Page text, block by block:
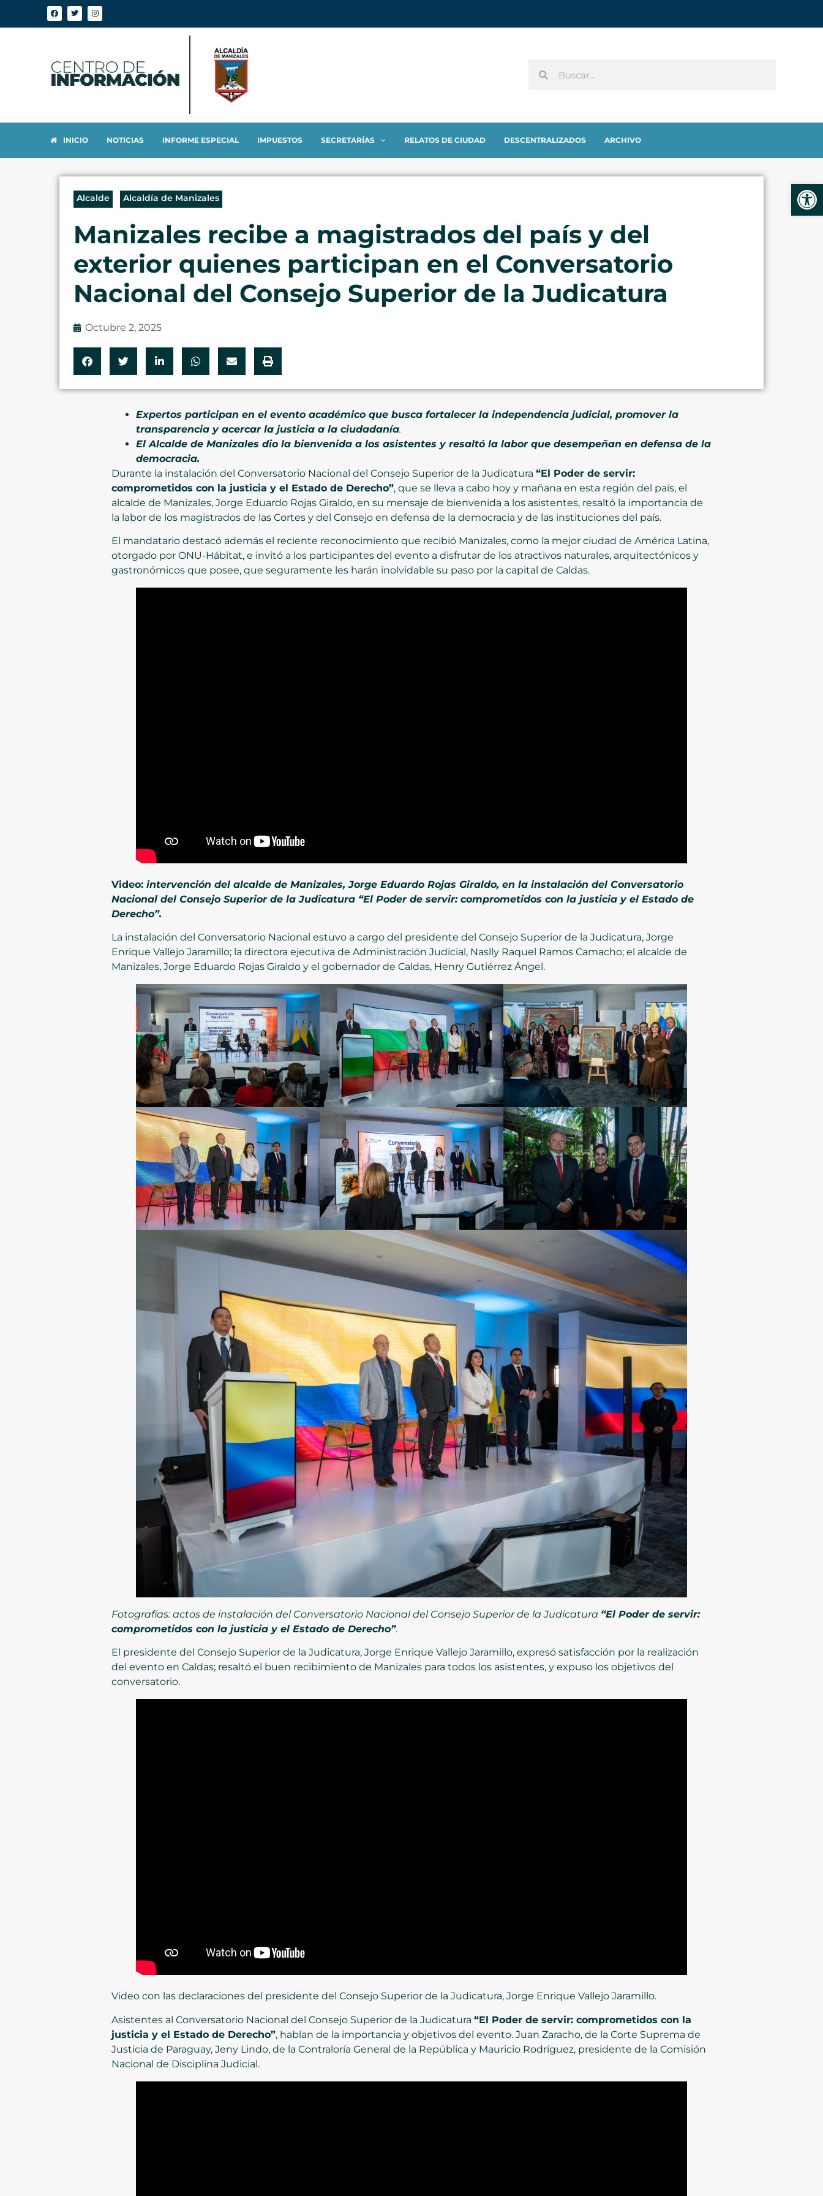
INICIO NOTICIAS INFORME ESPECIAL IMPUESTOS SECRETARÍAS RELATOS DE CIUDAD DESCENTRALIZADOS ARCHIVO
Alcalde Alcaldía de Manizales
Manizales recibe a magistrados del país y del
exterior quienes participan en el Conversatorio
Nacional del Consejo Superior de la Judicatura
Octubre 2, 2025
Expertos participan en el evento académico que busca fortalecer la independencia judicial, promover la
transparencia y acercar la justicia a la ciudadanía.
El Alcalde de Manizales dio la bienvenida a los asistentes y resaltó la labor que desempeñan en defensa de la
democracia.
Durante la instalación del Conversatorio Nacional del Consejo Superior de la Judicatura “El Poder de servir:
comprometidos con la justicia y el Estado de Derecho”, que se lleva a cabo hoy y mañana en esta región del país, el
alcalde de Manizales, Jorge Eduardo Rojas Giraldo, en su mensaje de bienvenida a los asistentes, resaltó la importancia de
la labor de los magistrados de las Cortes y del Consejo en defensa de la democracia y de las instituciones del país.
El mandatario destacó además el reciente reconocimiento que recibió Manizales, como la mejor ciudad de América Latina,
otorgado por ONU-Hábitat, e invitó a los participantes del evento a disfrutar de los atractivos naturales, arquitectónicos y
gastronómicos que posee, que seguramente les harán inolvidable su paso por la capital de Caldas.
Video: intervención del alcalde de Manizales, Jorge Eduardo Rojas Giraldo, en la instalación del Conversatorio
Nacional del Consejo Superior de la Judicatura “El Poder de servir: comprometidos con la justicia y el Estado de
Derecho”.
La instalación del Conversatorio Nacional estuvo a cargo del presidente del Consejo Superior de la Judicatura, Jorge
Enrique Vallejo Jaramillo; la directora ejecutiva de Administración Judicial, Naslly Raquel Ramos Camacho; el alcalde de
Manizales, Jorge Eduardo Rojas Giraldo y el gobernador de Caldas, Henry Gutiérrez Ángel.
Fotografías: actos de instalación del Conversatorio Nacional del Consejo Superior de la Judicatura “El Poder de servir:
comprometidos con la justicia y el Estado de Derecho”.
El presidente del Consejo Superior de la Judicatura, Jorge Enrique Vallejo Jaramillo, expresó satisfacción por la realización
del evento en Caldas; resaltó el buen recibimiento de Manizales para todos los asistentes, y expuso los objetivos del
conversatorio.
Video con las declaraciones del presidente del Consejo Superior de la Judicatura, Jorge Enrique Vallejo Jaramillo.
Asistentes al Conversatorio Nacional del Consejo Superior de la Judicatura “El Poder de servir: comprometidos con la
justicia y el Estado de Derecho”, hablan de la importancia y objetivos del evento. Juan Zaracho, de la Corte Suprema de
Justicia de Paraguay, Jeny Lindo, de la Contraloría General de la República y Mauricio Rodríguez, presidente de la Comisión
Nacional de Disciplina Judicial.